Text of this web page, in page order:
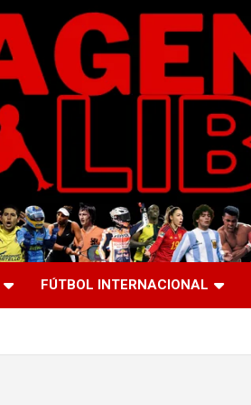
FÚTBOL INTERNACIONAL